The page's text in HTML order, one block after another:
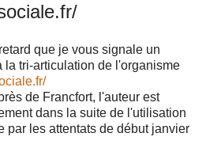
que je vous signale un
la tri-articulation de l'organisme
de Francfort, l'auteur est
dans la suite de l'utilisation
par les attentats de début janvier